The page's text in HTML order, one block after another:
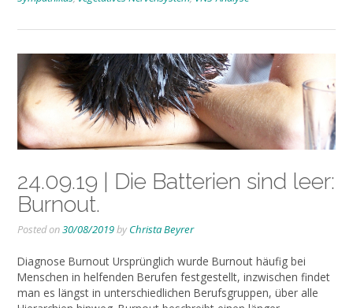
24.09.19 | Die Batterien sind leer:
Burnout.
Posted on30/08/2019by Christa Beyrer
Diagnose Burnout Ursprünglich wurde Burnout häufig bei
Menschen in helfenden Berufen festgestellt, inzwischen findet
man es längst in unterschiedlichen Berufsgruppen, über alle